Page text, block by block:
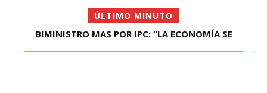
ÚLTIMO MINUTO
KAST SE REUNIÓ CON EL PRESIDENTE ELECTO DE
BIMINISTRO MAS POR IPC: “LA ECONOMÍA SE